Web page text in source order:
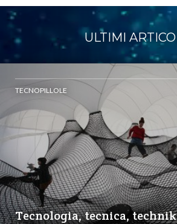
ULTIMI
TECNOPILLOLE
Tecnologia, tecnica,